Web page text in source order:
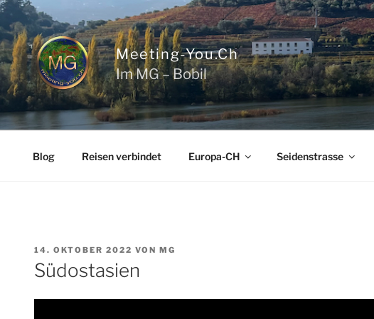
Zum
Inhalt
springen
Meeting-You.ch
Im MG – Bobil
Blog Reisen verbindet Europa-CH Seidenstrasse
VERÖFFENTLICHT
AM
14. OKTOBER 2022 VON MG
Südostasien